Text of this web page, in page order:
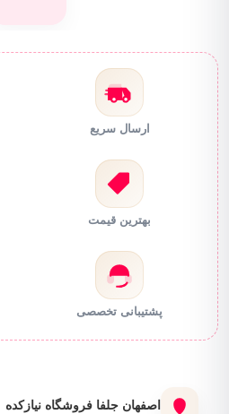
ارسال سریع
بهترین قیمت
پشتیبانی تخصصی
اصفهان جلفا فروشگاه نیازکده